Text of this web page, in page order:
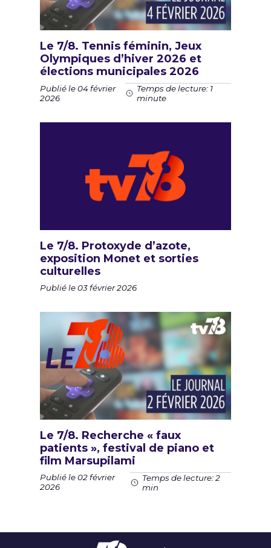
Le 7/8. Tennis féminin, Jeux
Olympiques d’hiver 2026 et
élections municipales 2026
Publié le 04 février
2026
Temps de lecture: 1
minute
Le 7/8. Protoxyde d’azote,
exposition Monet et sorties
culturelles
Publié le 03 février 2026
Le 7/8. Recherche « faux
patients », festival de piano et
film Marsupilami
Publié le 02 février
2026
Temps de lecture: 2
min